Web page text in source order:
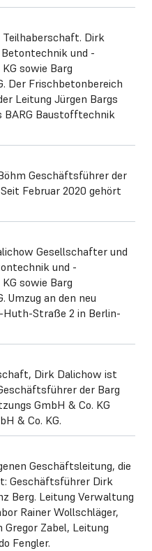
Dirk
und -
sowie Barg
Der Frischbetonbereich
Leitung Jürgen Bargs
Baustofftechnik
Geschäftsführer der
Februar 2020 gehört
Gesellschafter und
und -
sowie Barg
Umzug an den neu
Straße 2 in Berlin-
Dirk Dalichow ist
der Barg
GmbH & Co. KG
& Co. KG.
Geschäftsleitung, die
Geschäftsführer Dirk
Berg. Leitung Verwaltung
Rainer Wollschläger,
Zabel, Leitung
Fengler.